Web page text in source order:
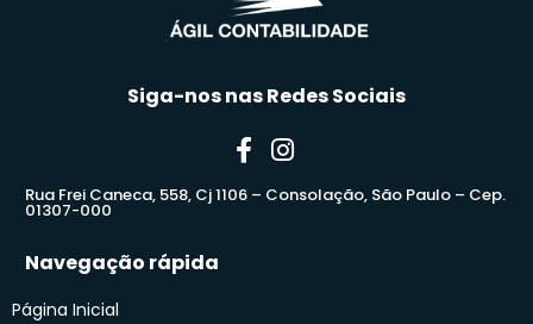
Siga-nos nas Redes Sociais
Rua Frei Caneca, 558, Cj 1106 – Consolação, São Paulo – Cep.
01307-000
Navegação rápida
Página Inicial